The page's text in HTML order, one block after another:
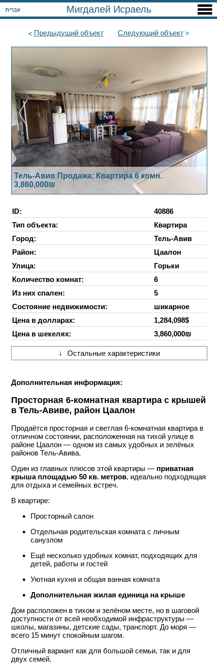
עברית Мигдалей Исраель
Предыдущийобъект Следующийобъект
Тель-Авив Продажа: Квартира 6 комн.
3,860,000₪
ID:
40886
Тип объекта:
Квартира
Город:
Тель-Авив
Район:
Цаалон
Улица:
Горьки
Количество комнат:
6
Из них спален:
5
Состояние недвижимости:
шикарное
Цена в долларах:
1,284,098$
Цена в шекелях:
3,860,000₪
↓ Остальные характеристики
Дополнительная информация:
Просторная 6-комнатная квартира с крышей
в Тель-Авиве, район Цаалон
Продаётся просторная и светлая 6-комнатная квартира в
отличном состоянии, расположенная на тихой улице в
районе Цаалон — одном из самых удобных и зелёных
районов Тель-Авива.
Один из главных плюсов этой квартиры — приватная
крыша площадью 50 кв. метров, идеально подходящая
для отдыха и семейных встреч.
В квартире:
Просторный салон
Отдельная родительская комната с личным
санузлом
Ещё несколько удобных комнат, подходящих для
детей, работы и гостей
Уютная кухня и общая ванная комната
Дополнительная жилая единица на крыше
Дом расположен в тихом и зелёном месте, но в шаговой
доступности от всей необходимой инфраструктуры —
школы, магазины, детские сады, транспорт. До моря —
всего 15 минут спокойным шагом.
Отличный вариант как для большой семьи, так и для
двух семей.